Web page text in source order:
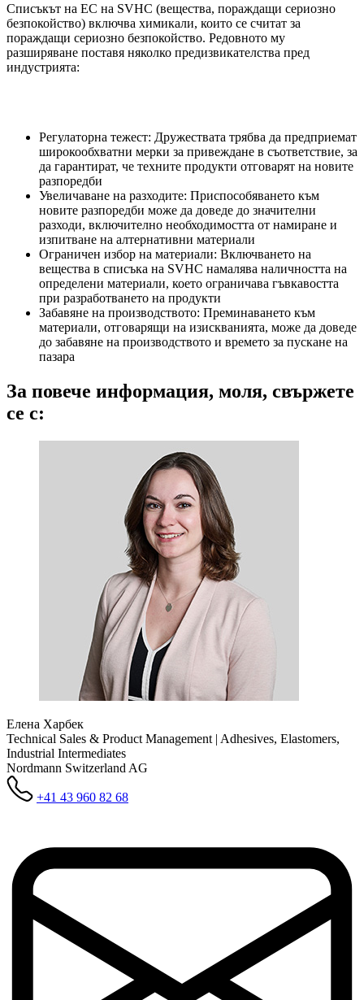
Списъкът на ЕС на SVHC (вещества, пораждащи сериозно
безпокойство) включва химикали, които се считат за
пораждащи сериозно безпокойство. Редовното му
разширяване поставя няколко предизвикателства пред
индустрията:
Регулаторна тежест: Дружествата трябва да предприемат
широкообхватни мерки за привеждане в съответствие, за
да гарантират, че техните продукти отговарят на новите
разпоредби
Увеличаване на разходите: Приспособяването към
новите разпоредби може да доведе до значителни
разходи, включително необходимостта от намиране и
изпитване на алтернативни материали
Ограничен избор на материали: Включването на
вещества в списъка на SVHC намалява наличността на
определени материали, което ограничава гъвкавостта
при разработването на продукти
Забавяне на производството: Преминаването към
материали, отговарящи на изискванията, може да доведе
до забавяне на производството и времето за пускане на
пазара
За повече информация, моля, свържете
се с:
Елена Харбек
Technical Sales & Product Management | Adhesives, Elastomers,
Industrial Intermediates
Nordmann Switzerland AG
+41 43 960 82 68